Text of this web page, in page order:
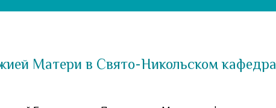
Матери в Свято-Никольском